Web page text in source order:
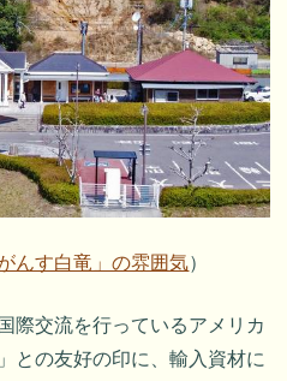
んす白竜」の雰囲気）
際交流を行っているアメリカ
との友好の印に、輸入資材に